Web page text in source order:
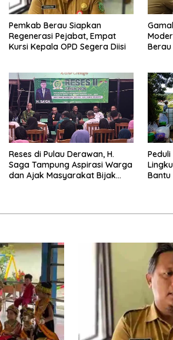
Pemkab Berau Siapkan
Regenerasi Pejabat, Empat
Kursi Kepala OPD Segera Diisi
Reses di Pulau Derawan, H.
Saga Tampung Aspirasi Warga
dan Ajak Masyarakat Bijak
Bantu